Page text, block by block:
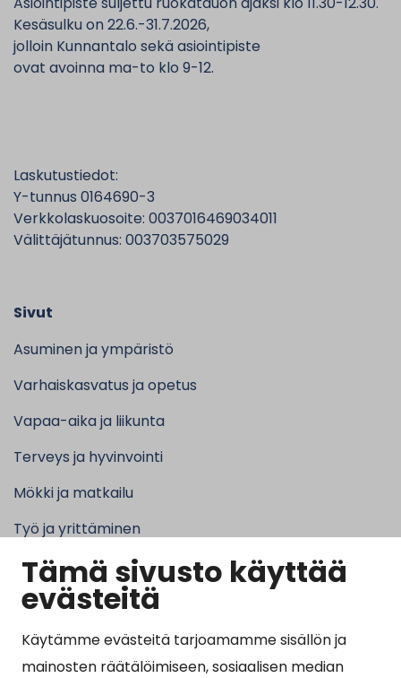
Tämä sivusto käyttää
evästeitä
Käytämme evästeitä tarjoamamme sisällön ja
mainosten räätälöimiseen, sosiaalisen median
Kesäsulku on 22.6.-31.7.2026,
jolloin Kunnantalo sekä asiointipiste
ovat avoinna ma-to klo 9-12.
Laskutustiedot:
Y-tunnus 0164690-3
Verkkolaskuosoite: 0037016469034011
Välittäjätunnus: 003703575029
Sivut
Asuminen ja ympäristö
Varhaiskasvatus ja opetus
Vapaa-aika ja liikunta
Terveys ja hyvinvointi
Mökki ja matkailu
Työ ja yrittäminen
Kunta ja hallinto
Suosituimmat sivut